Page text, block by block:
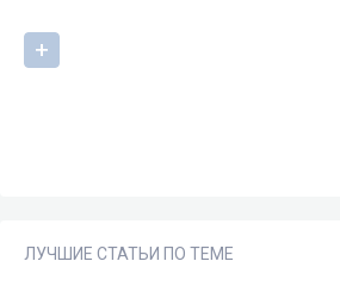
ЛУЧШИЕ СТАТЬИ ПО ТЕМЕ